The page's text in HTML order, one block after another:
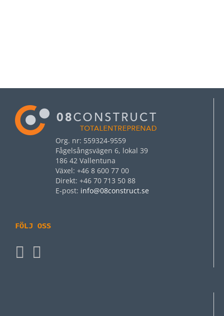
Org. nr: 559324-9559
Fågelsångsvägen 6, lokal 39
186 42 Vallentuna
Växel: +46 8 600 77 00
Direkt: +46 70 713 50 88
E‑post: info@08construct.se
FÖLJ OSS